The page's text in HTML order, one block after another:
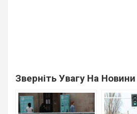
Зверніть Увагу На